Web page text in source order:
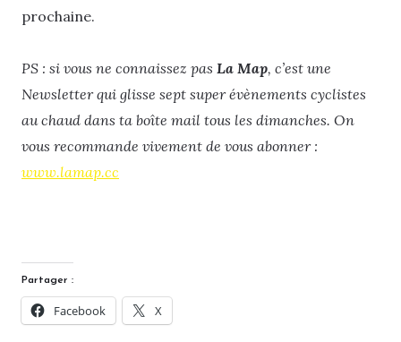
prochaine.
PS : si vous ne connaissez pas La Map, c’est une
Newsletter qui glisse sept super évènements cyclistes
au chaud dans ta boîte mail tous les dimanches. On
vous recommande vivement de vous abonner :
www.lamap.cc
Partager :
Facebook X